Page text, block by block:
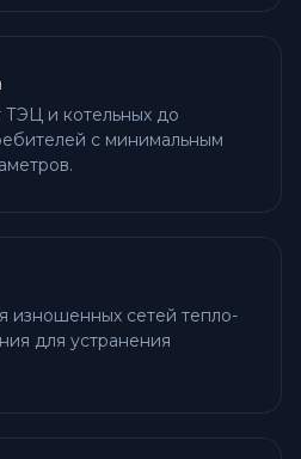
ТЭЦ и котельных до
с минимальным
изношенных сетей тепло-
для устранения